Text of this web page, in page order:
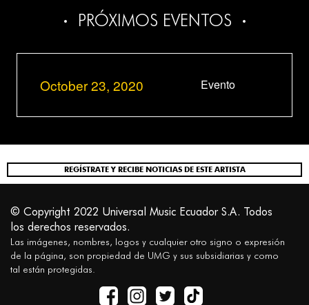
PRÓXIMOS EVENTOS
October 23, 2020 Evento
REGÍSTRATE Y RECIBE NOTICIAS DE ESTE ARTISTA
© Copyright 2022 Universal Music Ecuador S.A. Todos
los derechos reservados.
Las imágenes, nombres, logos y cualquier otro signo o expresión
de la página, son propiedad de UMG y sus subsidiarias y como
tal están protegidas.